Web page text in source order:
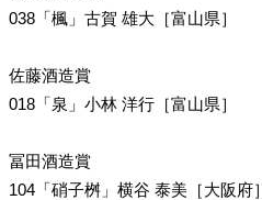
038「楓」古賀 雄大［富山県］
佐藤酒造賞
018「泉」小林 洋行［富山県］
冨田酒造賞
104「硝子桝」横谷 泰美［大阪府］